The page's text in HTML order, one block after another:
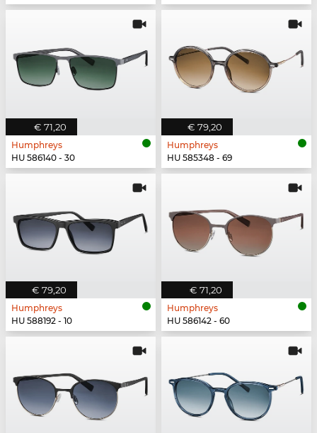
€ 71,20
Humphreys
HU 586140 - 30
€ 79,20
Humphreys
HU 585348 - 69
€ 79,20
Humphreys
HU 588192 - 10
€ 71,20
Humphreys
HU 586142 - 60